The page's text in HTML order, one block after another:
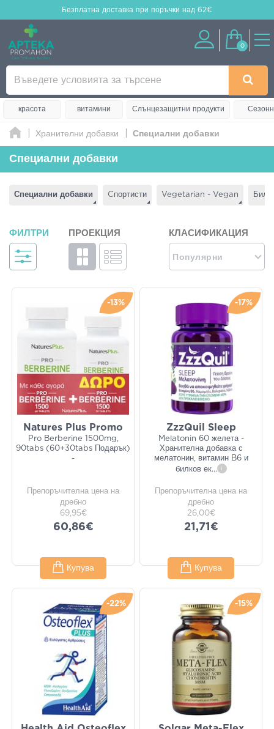
Безплатна доставка при поръчки над 62€
0
красота витамини Слънцезащитни продукти
Хранителни добавки Специални добавки
Специални добавки
Специални добавки Cпортисти Vegetarian - Vegan
ФИЛТРИ ПРОЕКЦИЯ КЛАСИФИКАЦИЯ
Популярни
-13%
Natures Plus Promo
Pro Berberine 1500mg,
90tabs (60+30tabs Подарък)
-
Препоръчителна цена на
дребно
69,95€
60,86€
Купува
-17%
ZzzQuil Sleep
Melatonin 60 желета -
Хранителна добавка с
мелатонин, витамин B6 и
билков ек... i
Препоръчителна цена на
дребно
26,00€
21,71€
Купува
-22% -15%